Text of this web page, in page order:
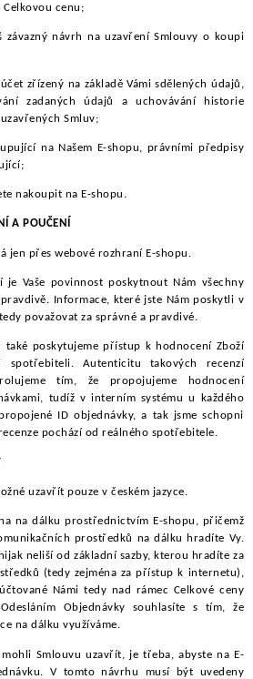
cenu;
závazný návrh na uzavření Smlouvy o koupi
zřízený na základě Vámi sdělených údajů,
zadaných údajů a uchovávání historie
Smluv;
na Našem E-shopu, právními předpisy
nakoupit na E-shopu.
A POUČENÍ
jen přes webové rozhraní E-shopu.
je Vaše povinnost poskytnout Nám všechny
Informace, které jste Nám poskytli v
považovat za správné a pravdivé.
také poskytujeme přístup k hodnocení Zboží
spotřebiteli. Autenticitu takových recenzí
tím, že propojujeme hodnocení
tudíž v interním systému u každého
ID objednávky, a tak jsme schopni
pochází od reálného spotřebitele.
uzavřít pouze v českém jazyce.
na dálku prostřednictvím E-shopu, přičemž
prostředků na dálku hradíte Vy.
neliší od základní sazby, kterou hradíte za
(tedy zejména za přístup k internetu),
Námi tedy nad rámec Celkové ceny
Objednávky souhlasíte s tím, že
na dálku využíváme.
Smlouvu uzavřít, je třeba, abyste na E-
V tomto návrhu musí být uvedeny